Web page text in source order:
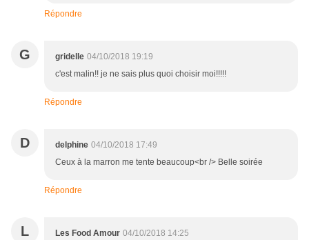
Répondre
G gridelle 04/10/2018 19:19
c'est malin!! je ne sais plus quoi choisir moi!!!!!
Répondre
D delphine 04/10/2018 17:49
Ceux à la marron me tente beaucoup<br /> Belle soirée
Répondre
L Les Food Amour 04/10/2018 14:25